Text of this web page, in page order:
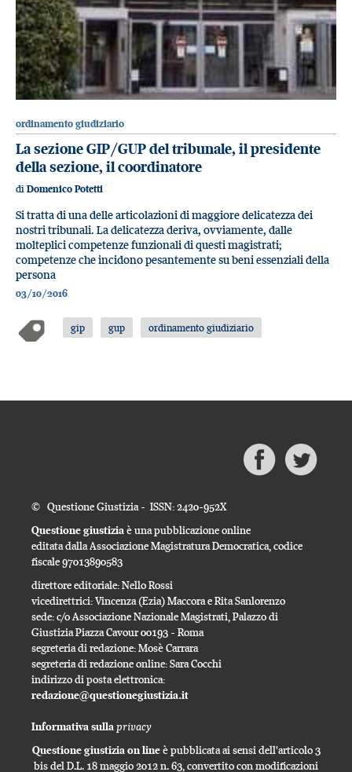
ordinamento giudiziario
La sezione GIP/GUP del tribunale, il presidente
della sezione, il coordinatore
di Domenico Potetti
Si tratta di una delle articolazioni di maggiore delicatezza dei
nostri tribunali. La delicatezza deriva, ovviamente, dalle
molteplici competenze funzionali di questi magistrati;
competenze che incidono pesantemente su beni essenziali della
persona
03/10/2016
gip gup ordinamento giudiziario
© Questione Giustizia - ISSN: 2420-952X
Questione giustiziaè una pubblicazione online
editata dalla Associazione Magistratura Democratica, codice
fiscale 97013890583
direttore editoriale: Nello Rossi
vicedirettrici: Vincenza (Ezia) Maccora e Rita Sanlorenzo
sede: c/o Associazione Nazionale Magistrati, Palazzo di
Giustizia Piazza Cavour 00193 - Roma
segreteria di redazione: Mosè Carrara
segreteria di redazione online: Sara Cocchi
indirizzo di posta elettronica:
redazione@questionegiustizia.it
Informativa sullaprivacy
Questione giustizia on lineè pubblicata ai sensi dell'articolo 3
bis del D.L. 18 maggio 2012 n. 63, convertito con modificazioni